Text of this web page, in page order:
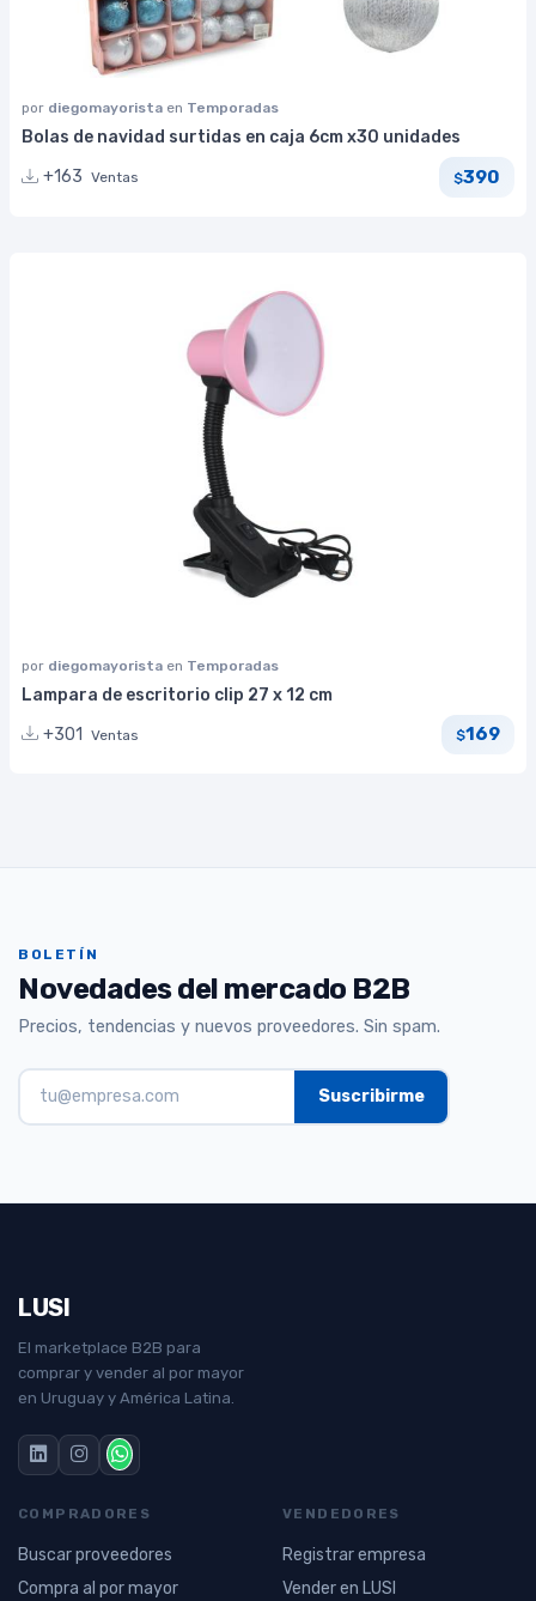
por diegomayorista en Temporadas
Bolas de navidad surtidas en caja 6cm x30 unidades
+163 Ventas $390
por diegomayorista en Temporadas
Lampara de escritorio clip 27 x 12 cm
+301
Ventas $169
BOLETÍN
Novedades del mercado B2B
Precios, tendencias y nuevos proveedores. Sin spam.
LUSI
El marketplace B2B para
comprar y vender al por mayor
en Uruguay y América Latina.
COMPRADORES
Buscar proveedores
Compra al por mayor
VENDEDORES
Registrar empresa
Vender en LUSI